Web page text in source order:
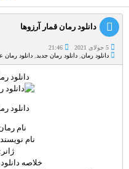
دانلود رمان قمار آرزوها
5 جولای 2021
21:46
دانلود رمان, دانلود رمان جدید دانلود رمان
دانلود
دانلود
نام
نام
خلاصه